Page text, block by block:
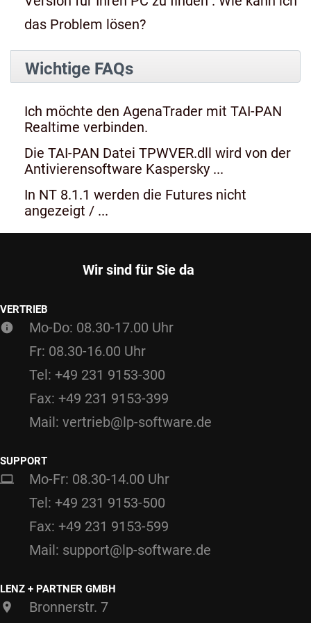
das Problem lösen?
Wichtige FAQs
Ich möchte den AgenaTrader mit TAI-PAN
Realtime verbinden.
Die TAI-PAN Datei TPWVER.dll wird von der
Antivierensoftware Kaspersky ...
In NT 8.1.1 werden die Futures nicht
angezeigt / ...
Wir sind für Sie da
VERTRIEB
Mo-Do: 08.30-17.00 Uhr
Fr: 08.30-16.00 Uhr
Tel: +49 231 9153-300
Fax: +49 231 9153-399
Mail: vertrieb@lp-software.de
SUPPORT
Mo-Fr: 08.30-14.00 Uhr
Tel: +49 231 9153-500
Fax: +49 231 9153-599
Mail: support@lp-software.de
LENZ + PARTNER GMBH
Bronnerstr. 7